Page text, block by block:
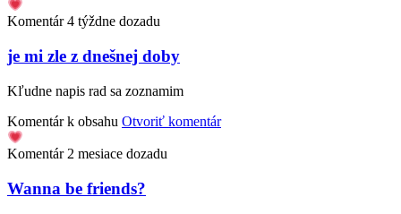
Komentár 4 týždne dozadu
je mi zle z dnešnej doby
Kľudne napis rad sa zoznamim
Komentár k obsahu Otvoriť komentár
Komentár 2 mesiace dozadu
Wanna be friends?